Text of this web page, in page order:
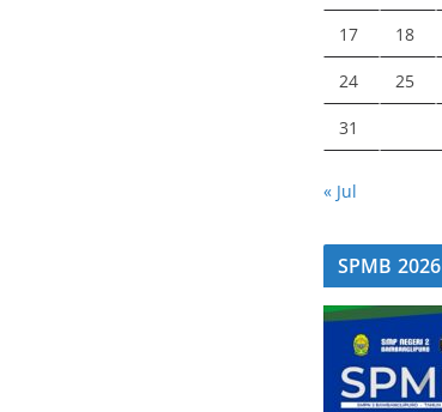
17 18
24 25
31
« Jul
SPMB 2026